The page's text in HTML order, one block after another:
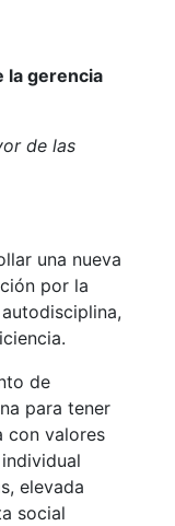
la gerencia
de las
una nueva
por la
de
para tener
con valores
elevada
social